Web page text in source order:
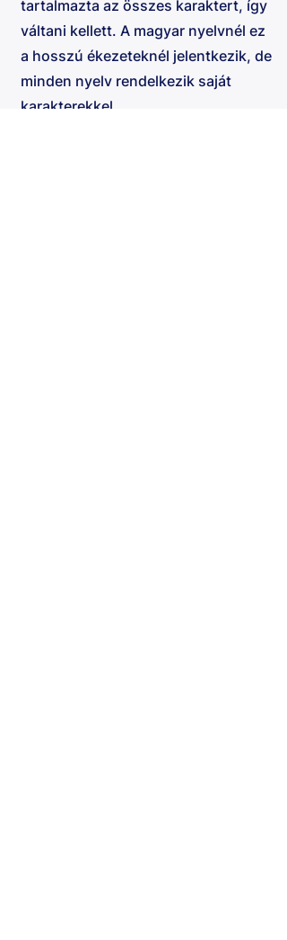
tartalmazta az összes karaktert, így
váltani kellett. A magyar nyelvnél ez
a hosszú ékezeteknél jelentkezik, de
minden nyelv rendelkezik saját
karakterekkel.